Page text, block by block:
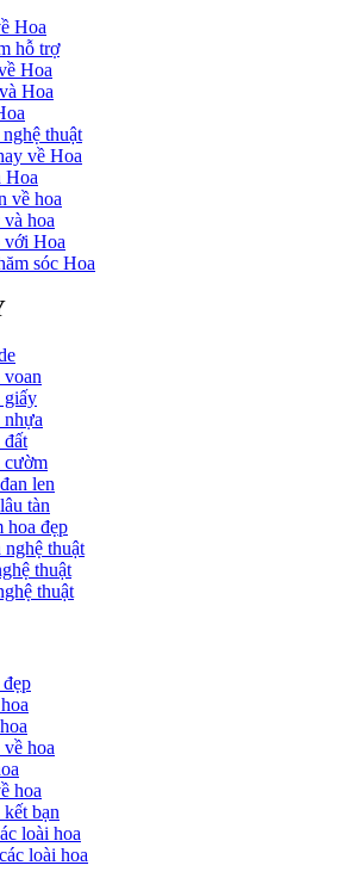
Hoa
hỗ trợ
Hoa
Hoa
thuật
về Hoa
Hoa
về hoa
hoa
với Hoa
sóc Hoa
voan
giấy
nhựa
đất
cườm
len
tàn
hoa đẹp
nghệ thuật
thuật
thuật
về hoa
hoa
bạn
loài hoa
loài hoa